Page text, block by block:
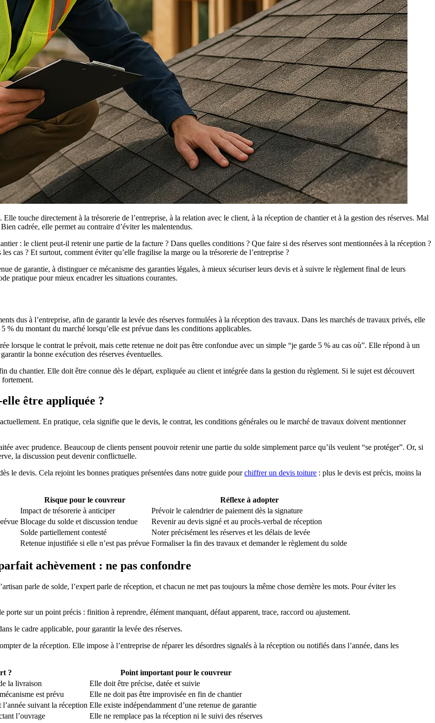
touche directement à la trésorerie de l’entreprise, à la relation avec le client, à la réception de chantier et à la gestion des réserves. Mal
cadrée, elle permet au contraire d’éviter les malentendus.
: le client peut-il retenir une partie de la facture ? Dans quelles conditions ? Que faire si des réserves sont mentionnées à la réception ?
cas ? Et surtout, comment éviter qu’elle fragilise la marge ou la trésorerie de l’entreprise ?
de garantie, à distinguer ce mécanisme des garanties légales, à mieux sécuriser leurs devis et à suivre le règlement final de leurs
pratique pour mieux encadrer les situations courantes.
dus à l’entreprise, afin de garantir la levée des réserves formulées à la réception des travaux. Dans les marchés de travaux privés, elle
du montant du marché lorsqu’elle est prévue dans les conditions applicables.
lorsque le contrat le prévoit, mais cette retenue ne doit pas être confondue avec un simple “je garde 5 % au cas où”. Elle répond à un
la bonne exécution des réserves éventuelles.
du chantier. Elle doit être connue dès le départ, expliquée au client et intégrée dans la gestion du règlement. Si le sujet est découvert
fortement.
être appliquée ?
En pratique, cela signifie que le devis, le contrat, les conditions générales ou le marché de travaux doivent mentionner
avec prudence. Beaucoup de clients pensent pouvoir retenir une partie du solde simplement parce qu’ils veulent “se protéger”. Or, si
la discussion peut devenir conflictuelle.
le devis. Cela rejoint les bonnes pratiques présentées dans notre guide pourchiffrer un devis toiture : plus le devis est précis, moins la
Risque pour le couvreur
Réflexe à adopter
Impact de trésorerie à anticiper
Prévoir le calendrier de paiement dès la signature
Blocage du solde et discussion tendue
Revenir au devis signé et au procès-verbal de réception
Solde partiellement contesté
Noter précisément les réserves et les délais de levée
Retenue injustifiée si elle n’est pas prévue Formaliser la fin des travaux et demander le règlement du solde
achèvement : ne pas confondre
parle de solde, l’expert parle de réception, et chacun ne met pas toujours la même chose derrière les mots. Pour éviter les
sur un point précis : finition à reprendre, élément manquant, défaut apparent, trace, raccord ou ajustement.
le cadre applicable, pour garantir la levée des réserves.
de la réception. Elle impose à l’entreprise de réparer les désordres signalés à la réception ou notifiés dans l’année, dans les
?
Point important pour le couvreur
la livraison
Elle doit être précise, datée et suivie
est prévu
Elle ne doit pas être improvisée en fin de chantier
suivant la réception Elle existe indépendamment d’une retenue de garantie
l’ouvrage Elle ne remplace pas la réception ni le suivi des réserves